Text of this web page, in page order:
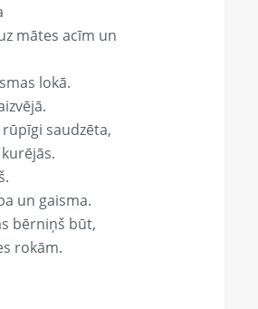
mātes acīm un
lokā.
saudzēta,
un gaisma.
bērniņš būt,
rokām.